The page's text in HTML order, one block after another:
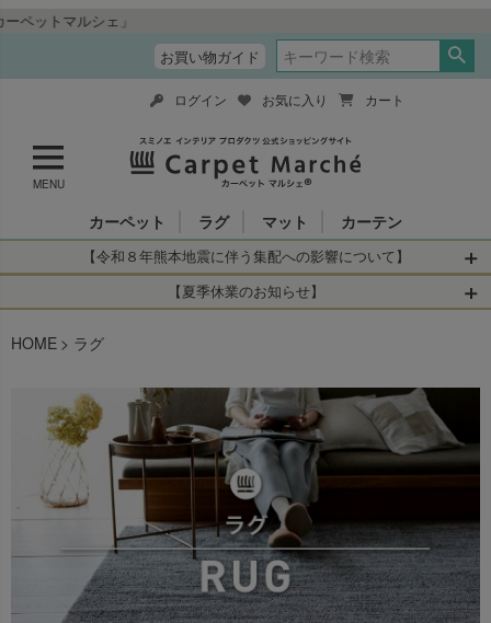
お買い物ガイド
MENU
ログイン お気に入り カート
カーペット ラグ マット カーテン
【令和８年熊本地震に伴う集配への影響について】
令和8年熊本地震により、お亡くなりになられた方々に深く
お見舞い申し上げます。 この地震の影響により、現在、一
【お荷物のお届けに遅れが生じている地域】
・全国から九州あてのお荷物
・九州から全国あてのお荷物
なお、今後の被害状況や交通規制などにより、対象地域や
サービスへの影響が変更となる場合がございます。
お客さまにはご不便をおかけいたしますが、何卒ご理解賜
りますようお願い申し上げます。
【夏季休業のお知らせ】
当店は は2026年8月11日(火)～2026年8月16日(日)
休業中のご注文に関しては自動返信メールは届きますが、
当店からの注文確認メールの送信、当店へのお問い合わせ
へのご返答ができかねます。 休業明けから順次送信させて
いただきますのでよろしくお願いいたします。
出荷センターも休業となりますため、休業期間中のご注文
商品の出荷は2026年8月18日(火)以降となります。
→
オーダー商品など、詳しくはこちらから
HOME ラグ